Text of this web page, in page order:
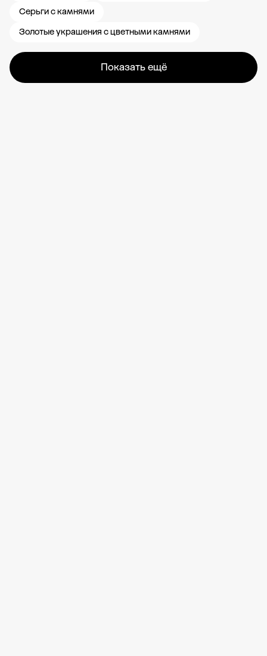
Серьги с камнями
Золотые украшения с цветными камнями
Показать ещё